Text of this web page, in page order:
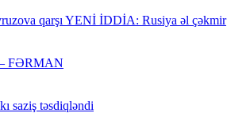
qarşı YENİ İDDİA: Rusiya əl çəkmir
– FƏRMAN
saziş təsdiqləndi